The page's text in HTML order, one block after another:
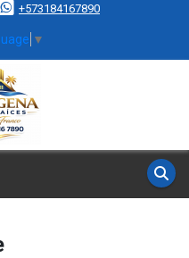
+573184167890
▼